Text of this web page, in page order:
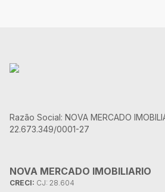
Razão Social: NOVA MERCADO
22.673.349/0001-27
NOVA MERCADO IMOBILIARIO
CRECI: CJ: 28.604